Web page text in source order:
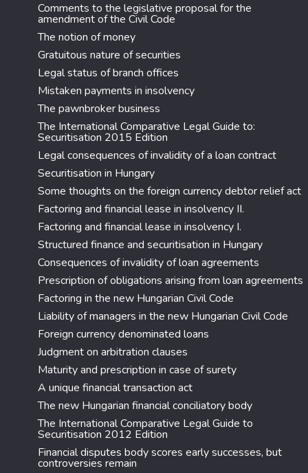
Comments to the legislative proposal for the
amendment of the Civil Code
The notion of money
Gratuitous nature of securities
Legal status of branch offices
Mistaken payments in insolvency
The pawnbroker business
The International Comparative Legal Guide to:
Securitisation 2015 Edition
Legal consequences of invalidity of a loan contract
Securitisation in Hungary
Some thoughts on the foreign currency debtor relief act
Factoring and financial lease in insolvency II.
Factoring and financial lease in insolvency I.
Structured finance and securitisation in Hungary
Consequences of invalidity of loan agreements
Prescription of obligations arising from loan agreements
Factoring in the new Hungarian Civil Code
Liability of managers in the new Hungarian Civil Code
Foreign currency denominated loans
Judgment on arbitration clauses
Maturity and prescription in case of surety
A unique financial transaction act
The new Hungarian financial conciliatory body
The International Comparative Legal Guide to
Securitisation 2012 Edition
Financial disputes body scores early successes, but
controversies remain